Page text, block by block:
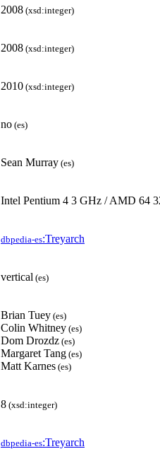
2008 (xsd:integer)
2008 (xsd:integer)
2010 (xsd:integer)
no (es)
Sean Murray (es)
Intel Pentium 4 3 GHz / AMD 64
dbpedia-es:Treyarch
vertical (es)
Brian Tuey (es)
Colin Whitney (es)
Dom Drozdz (es)
Margaret Tang (es)
Matt Karnes (es)
8 (xsd:integer)
dbpedia-es:Treyarch